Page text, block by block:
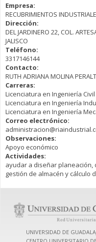
Empresa:
RECUBRIMIENTOS
Dirección:
DEL JARDINERO 22, COL.
JALISCO
Teléfono:
3317146144
Contacto:
RUTH ADRIANA MOLINA
Carreras:
Licenciatura en Ingeniería Civil
Licenciatura en Ingeniería
Licenciatura en Ingeniería
Correo electrónico:
Observaciones:
Apoyo económico
Actividades:
ayudar a diseñar planeación,
gestión de almacén y cálculo
UNIVERSIDAD DE